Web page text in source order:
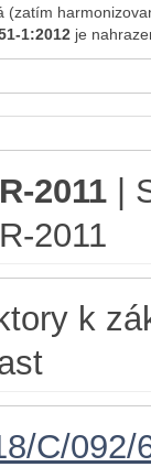
(zatím
1:2012 je
2011 |
2011
k
C/092/